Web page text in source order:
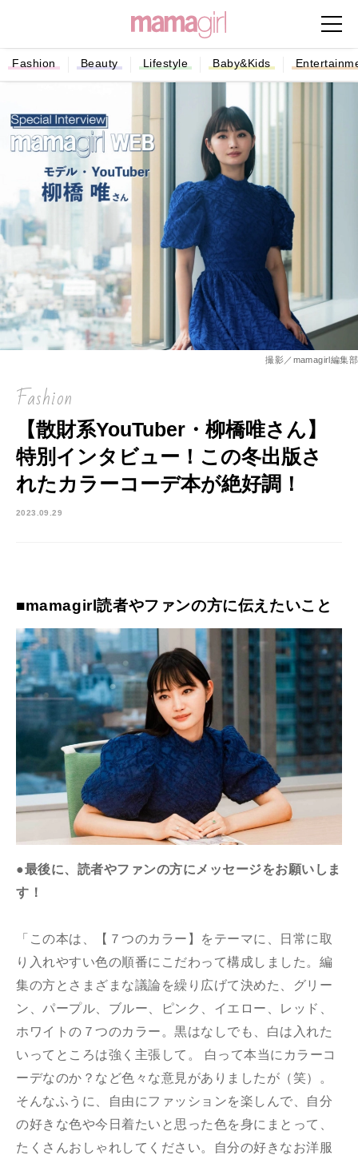
Fashion Beauty Lifestyle Baby&Kids
撮影／mamagirl編集部
Fashion
【散財系YouTuber・柳橋唯さん】
特別インタビュー！この冬出版さ
れたカラーコーデ本が絶好調！
2023.09.29
■mamagirl読者やファンの方に伝えたいこと
●最後に、読者やファンの方にメッセージをお願いしま
す！
「この本は、【７つのカラー】をテーマに、日常に取
り入れやすい色の順番にこだわって構成しました。編
集の方とさまざまな議論を繰り広げて決めた、グリー
ン、パープル、ブルー、ピンク、イエロー、レッド、
ホワイトの７つのカラー。黒はなしでも、白は入れた
いってところは強く主張して。 白って本当にカラーコ
ーデなのか？ など色々な意見がありましたが（笑）。
そんなふうに、自由にファッションを楽しんで、自分
の好きな色や今日着たいと思った色を身にまとって、
たくさんおしゃれしてください。自分の好きなお洋服